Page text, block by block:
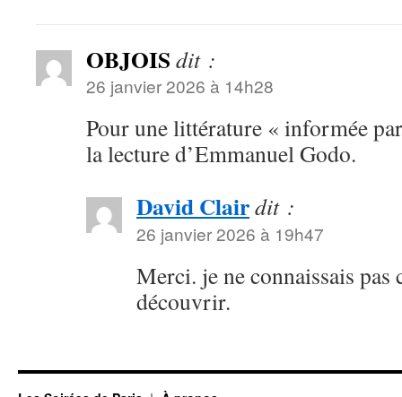
OBJOIS dit :
26 janvier 2026 à 14h28
Pour une littérature « informée
la lecture d’Emmanuel Godo.
David Clairdit :
26 janvier 2026 à 19h47
Merci. je ne connaissais pas
découvrir.